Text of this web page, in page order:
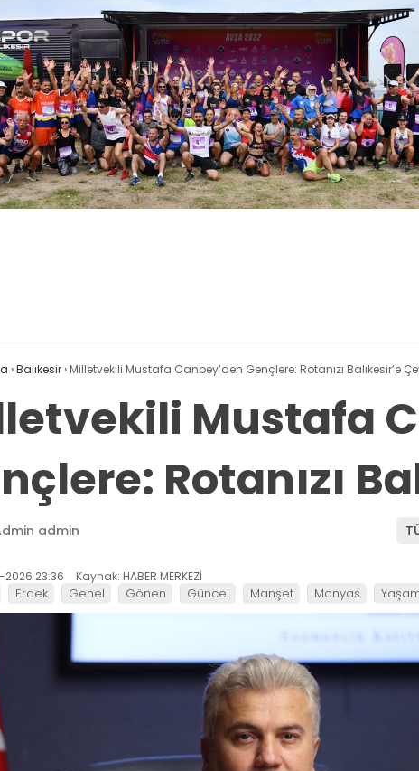
›Balıkesir› Milletvekili Mustafa Canbey’den Gençlere: Rotanızı Balıkesir’e
Mustafa
Rotanızı
admin
2026 23:36 Kaynak: HABER MERKEZİ
Erdek Genel Gönen Güncel Manşet Manyas